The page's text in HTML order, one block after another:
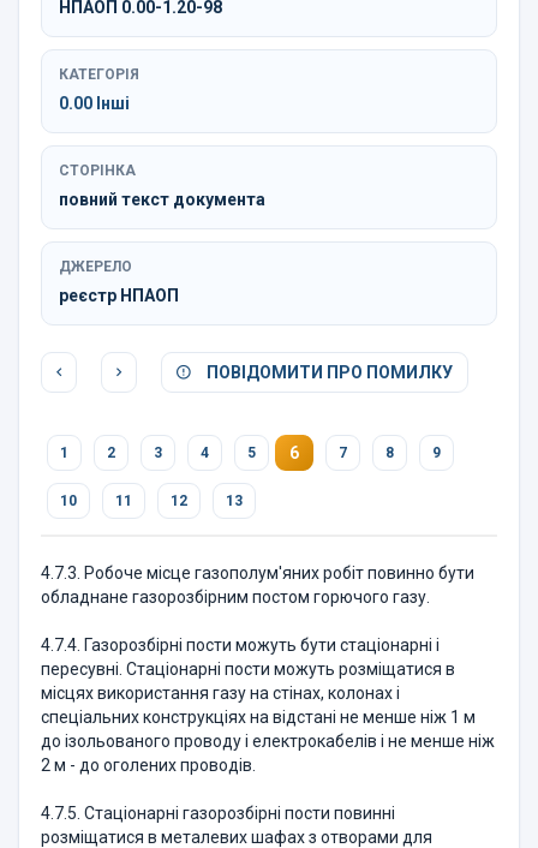
НПАОП 0.00-1.20-98
КАТЕГОРІЯ
0.00 Інші
СТОРІНКА
повний текст документа
ДЖЕРЕЛО
реєстр НПАОП
ПОВІДОМИТИ ПРО ПОМИЛКУ
1 2 3 4 5 6 7 8 9
10 11 12 13
4.7.3. Робоче місце газополум'яних робіт повинно бути
обладнане газорозбірним постом горючого газу.
4.7.4. Газорозбірні пости можуть бути стаціонарні і
пересувні. Стаціонарні пости можуть розміщатися в
місцях використання газу на стінах, колонах і
спеціальних конструкціях на відстані не менше ніж 1 м
до ізольованого проводу і електрокабелів і не менше ніж
2 м - до оголених проводів.
4.7.5. Стаціонарні газорозбірні пости повинні
розміщатися в металевих шафах з отворами для